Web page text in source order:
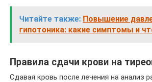
Читайте также: Повышение
гипотоника: какие симптомы и
Правила сдачи крови на
Сдавая кровь после лечения на анализ